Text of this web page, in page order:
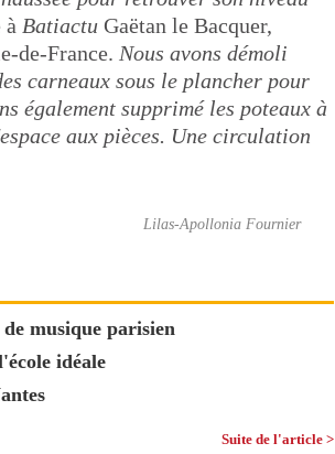
à Batiactu Gaëtan le Bacquer,
de-France. Nous avons démoli
carneaux sous le plancher pour
également supprimé les poteaux à
aux pièces. Une circulation
Lilas-Apollonia Fournier
musique parisien
idéale
Suite de l'article >